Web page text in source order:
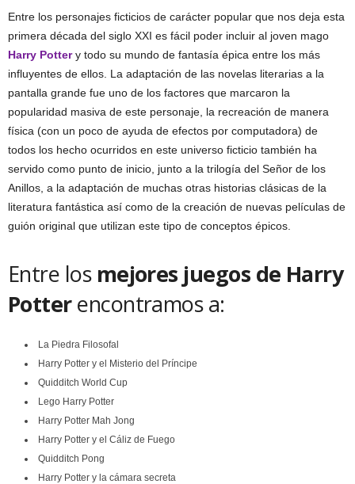
Entre los personajes ficticios de carácter popular que nos deja esta
primera década del siglo XXI es fácil poder incluir al joven mago
Harry Pottery todo su mundo de fantasía épica entre los más
influyentes de ellos. La adaptación de las novelas literarias a la
pantalla grande fue uno de los factores que marcaron la
popularidad masiva de este personaje, la recreación de manera
física (con un poco de ayuda de efectos por computadora) de
todos los hecho ocurridos en este universo ficticio también ha
servido como punto de inicio, junto a la trilogía del Señor de los
Anillos, a la adaptación de muchas otras historias clásicas de la
literatura fantástica así como de la creación de nuevas películas de
guión original que utilizan este tipo de conceptos épicos.
Entre los mejores juegos de Harry
Potterencontramos a:
La Piedra Filosofal
Harry Potter y el Misterio del Príncipe
Quidditch World Cup
Lego Harry Potter
Harry Potter Mah Jong
Harry Potter y el Cáliz de Fuego
Quidditch Pong
Harry Potter y la cámara secreta